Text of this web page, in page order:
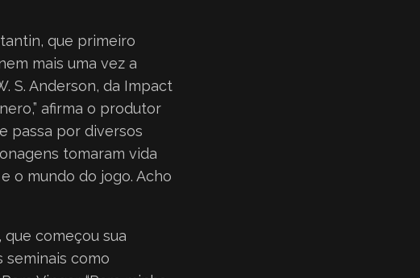
que primeiro
mais uma vez a
S. Anderson, da Impact
afirma o produtor
passa por diversos
tomaram vida
o mundo do jogo. Acho
começou sua
seminais como